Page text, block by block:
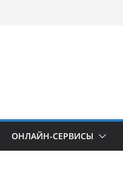
ОНЛАЙН-СЕРВИСЫ